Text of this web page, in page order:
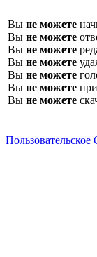
Вы не можете
Вы не можете
Вы не можете
Вы не можете
Вы не можете
Вы не можете
Вы не можете